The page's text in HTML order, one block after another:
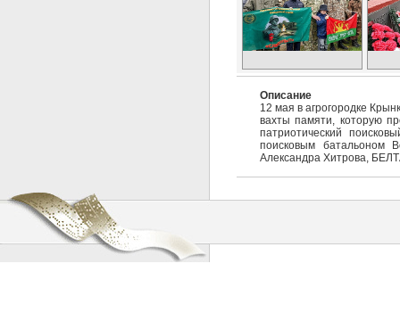
Описание
12 мая в агрогородке
вахты памяти, которую
патриотический
поисковым батальоном
Александра Хитрова,